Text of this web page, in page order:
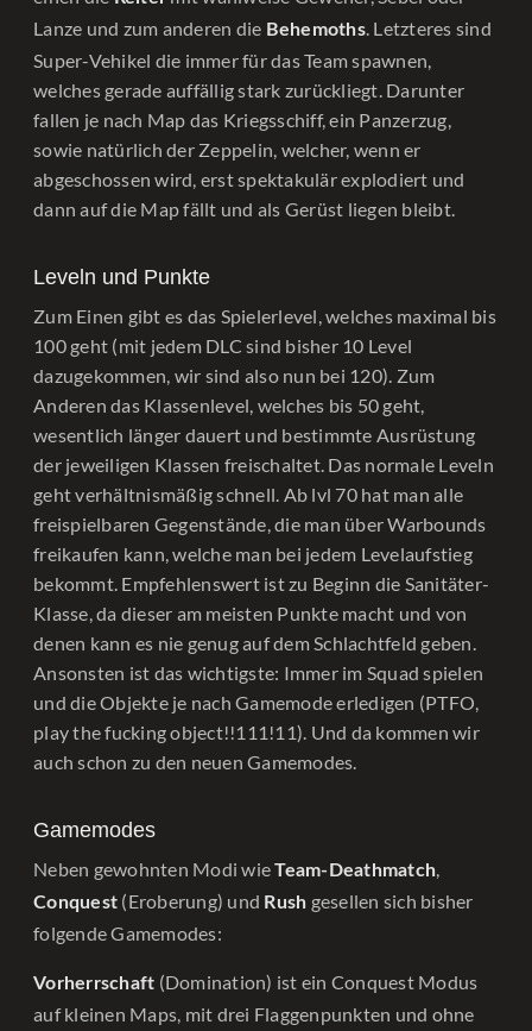
Lanze und zum anderen die Behemoths. Letzteres sind
Super-Vehikel die immer für das Team spawnen,
welches gerade auffällig stark zurückliegt. Darunter
fallen je nach Map das Kriegsschiff, ein Panzerzug,
sowie natürlich der Zeppelin, welcher, wenn er
abgeschossen wird, erst spektakulär explodiert und
dann auf die Map fällt und als Gerüst liegen bleibt.
Leveln und Punkte
Zum Einen gibt es das Spielerlevel, welches maximal bis
100 geht (mit jedem DLC sind bisher 10 Level
dazugekommen, wir sind also nun bei 120). Zum
Anderen das Klassenlevel, welches bis 50 geht,
wesentlich länger dauert und bestimmte Ausrüstung
der jeweiligen Klassen freischaltet. Das normale Leveln
geht verhältnismäßig schnell. Ab lvl 70 hat man alle
freispielbaren Gegenstände, die man über Warbounds
freikaufen kann, welche man bei jedem Levelaufstieg
bekommt. Empfehlenswert ist zu Beginn die Sanitäter-
Klasse, da dieser am meisten Punkte macht und von
denen kann es nie genug auf dem Schlachtfeld geben.
Ansonsten ist das wichtigste: Immer im Squad spielen
und die Objekte je nach Gamemode erledigen (PTFO,
play the fucking object!!111!11). Und da kommen wir
auch schon zu den neuen Gamemodes.
Gamemodes
Neben gewohnten Modi wieTeam-Deathmatch,
Conquest (Eroberung) und Rush gesellen sich bisher
folgende Gamemodes:
Vorherrschaft (Domination) ist ein Conquest Modus
auf kleinen Maps, mit drei Flaggenpunkten und ohne